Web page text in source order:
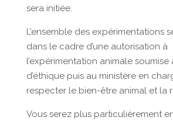
sera initiée.
L’ensemble des expérimentations
dans le cadre d’une autorisation à
l’expérimentation animale
d’éthique puis au ministère en
respecter le bien-être animal et la
Vous serez plus particulièrement